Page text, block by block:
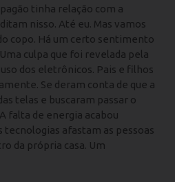
tinha relação com a
nisso. Até eu. Mas vamos
copo. Há um certo sentimento
culpa que foi revelada pela
dos eletrônicos. Pais e filhos
Se deram conta de que a
telas e buscaram passar o
falta de energia acabou
tecnologias afastam as pessoas
da própria casa. Um